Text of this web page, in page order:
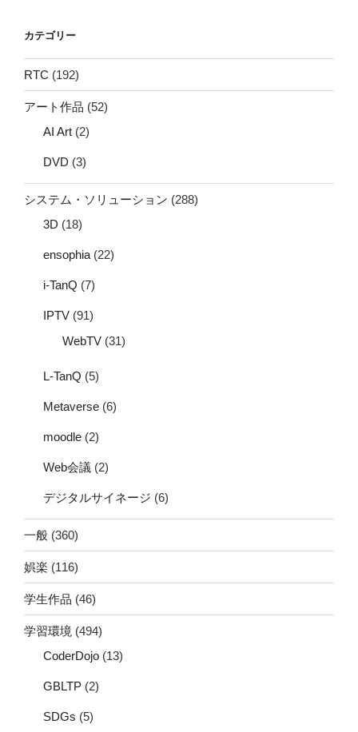
カテゴリー
RTC (192)
アート作品 (52)
AI Art (2)
DVD (3)
システム・ソリューション (288)
3D (18)
ensophia (22)
i-TanQ (7)
IPTV (91)
WebTV (31)
L-TanQ (5)
Metaverse (6)
moodle (2)
Web会議 (2)
デジタルサイネージ (6)
一般 (360)
娯楽 (116)
学生作品 (46)
学習環境 (494)
CoderDojo (13)
GBLTP (2)
SDGs (5)